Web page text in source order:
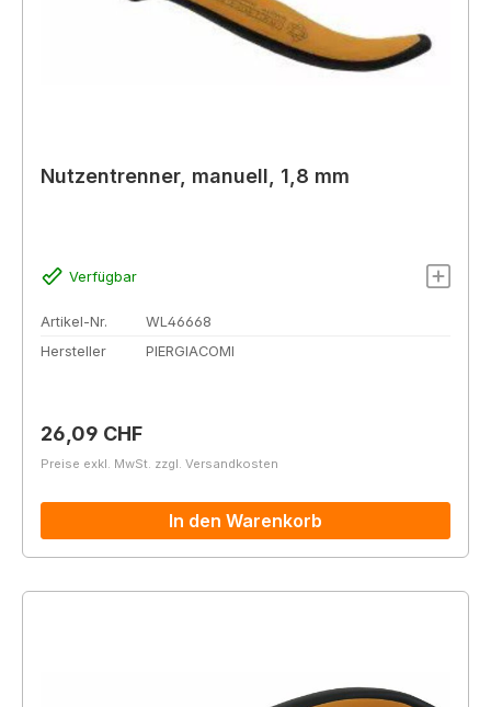
Nutzentrenner, manuell, 1,8 mm
Verfügbar
Artikel-Nr.
WL46668
Hersteller
PIERGIACOMI
Regulärer Preis:
26,09 CHF
Preise exkl. MwSt. zzgl. Versandkosten
In den Warenkorb